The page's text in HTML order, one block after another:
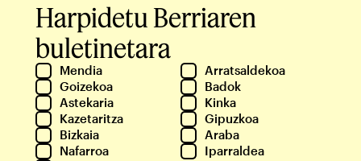
Harpidetu Berriaren
buletinetara
Mendia
Arratsaldekoa
Goizekoa
Badok
Astekaria
Kinka
Kazetaritza
Gipuzkoa
Bizkaia
Araba
Nafarroa
Iparraldea